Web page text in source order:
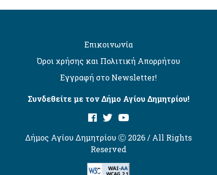
Επικοινωνία
Όροι χρήσης και Πολιτική Απορρήτου
Εγγραφή στο Newsletter!
Συνδεθείτε με τον Δήμο Αγίου Δημητρίου!
Δήμος Αγίου Δημητρίου Ⓒ 2026 / All Rights
Reserved